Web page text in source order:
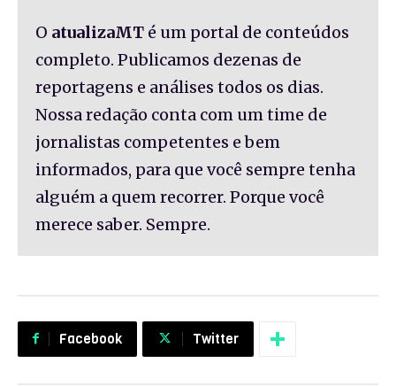
O atualizaMT é um portal de conteúdos
completo. Publicamos dezenas de
reportagens e análises todos os dias.
Nossa redação conta com um time de
jornalistas competentes e bem
informados, para que você sempre tenha
alguém a quem recorrer. Porque você
merece saber. Sempre.
Facebook Twitter